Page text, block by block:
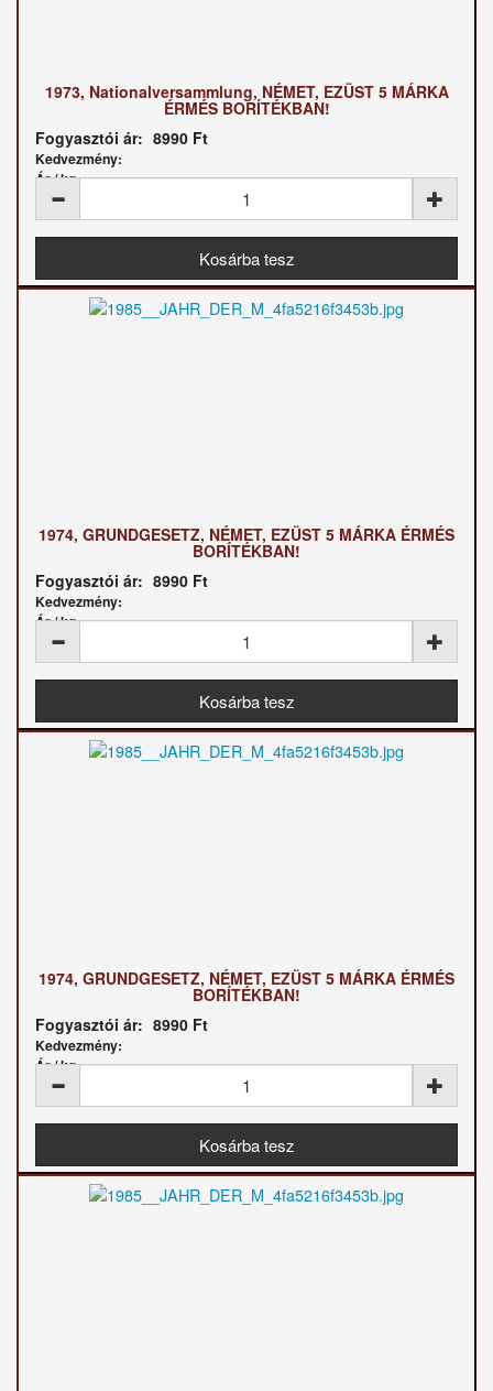
1973, Nationalversammlung, NÉMET, EZÜST 5 MÁRKA
ÉRMÉS BORÍTÉKBAN!
Fogyasztói ár: 8990 Ft
Kedvezmény:
Ár / kg:
1974, GRUNDGESETZ, NÉMET, EZÜST 5 MÁRKA ÉRMÉS
BORÍTÉKBAN!
Fogyasztói ár: 8990 Ft
Kedvezmény:
Ár / kg:
1974, GRUNDGESETZ, NÉMET, EZÜST 5 MÁRKA ÉRMÉS
BORÍTÉKBAN!
Fogyasztói ár: 8990 Ft
Kedvezmény:
Ár / kg: